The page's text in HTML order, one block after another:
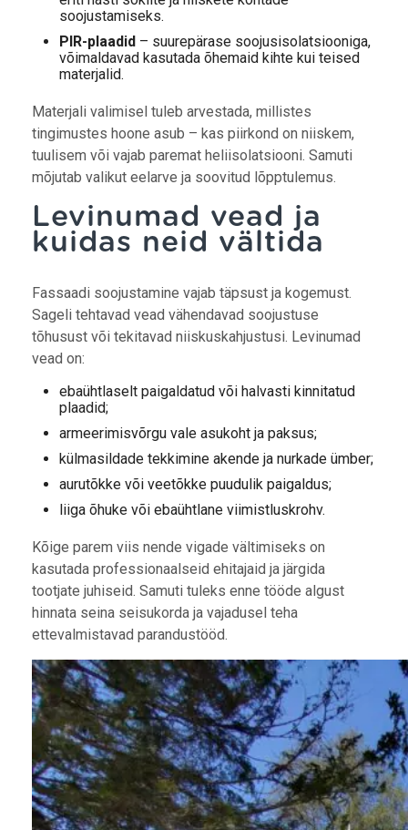
soojustamiseks.
PIR-plaadid – suurepärase soojusisolatsiooniga,
võimaldavad kasutada õhemaid kihte kui teised
materjalid.
Materjali valimisel tuleb arvestada, millistes
tingimustes hoone asub – kas piirkond on niiskem,
tuulisem või vajab paremat heliisolatsiooni. Samuti
mõjutab valikut eelarve ja soovitud lõpptulemus.
Levinumad vead ja
kuidas neid vältida
Fassaadi soojustamine vajab täpsust ja kogemust.
Sageli tehtavad vead vähendavad soojustuse
tõhusust või tekitavad niiskuskahjustusi. Levinumad
vead on:
ebaühtlaselt paigaldatud või halvasti kinnitatud
plaadid;
armeerimisvõrgu vale asukoht ja paksus;
külmasildade tekkimine akende ja nurkade ümber;
aurutõkke või veetõkke puudulik paigaldus;
liiga õhuke või ebaühtlane viimistluskrohv.
Kõige parem viis nende vigade vältimiseks on
kasutada professionaalseid ehitajaid ja järgida
tootjate juhiseid. Samuti tuleks enne tööde algust
hinnata seina seisukorda ja vajadusel teha
ettevalmistavad parandustööd.